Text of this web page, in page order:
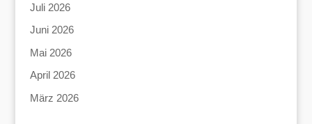
Juli 2026
Juni 2026
Mai 2026
April 2026
März 2026